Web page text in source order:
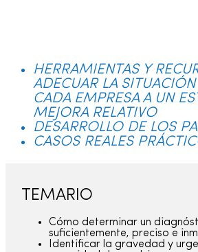
HERRAMIENTAS Y
ADECUAR LA
CADA EMPRESA A UN
MEJORA RELATIVO
DESARROLLO DE LOS
CASOS REALES
TEMARIO
Cómo determinar un
suficientemente, preciso e
Identificar la gravedad y